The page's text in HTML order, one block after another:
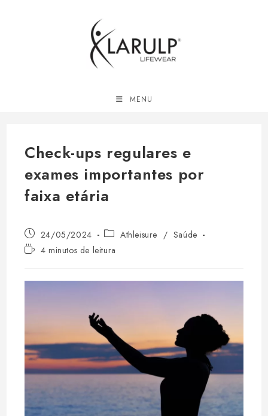
MENU
Check-ups regulares e
exames importantes por
faixa etária
Post
publicado:
24/05/2024
Categoria
post:
Athleisure / Saúde
Tempo4 minutos de leitura